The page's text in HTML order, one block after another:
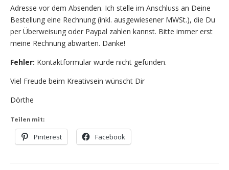
Adresse vor dem Absenden. Ich stelle im Anschluss an Deine
Bestellung eine Rechnung (inkl. ausgewiesener MWSt.), die Du
per Überweisung oder Paypal zahlen kannst. Bitte immer erst
meine Rechnung abwarten. Danke!
Fehler: Kontaktformular wurde nicht gefunden.
Viel Freude beim Kreativsein wünscht Dir
Dörthe
Teilen mit:
Pinterest Facebook